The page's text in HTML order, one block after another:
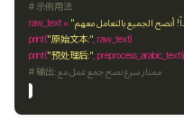
# 示例用法
raw_text =
print("原始文本:"
print("预处理后:"
# 输出: ممتاز سرع نصح جمع عمل مع